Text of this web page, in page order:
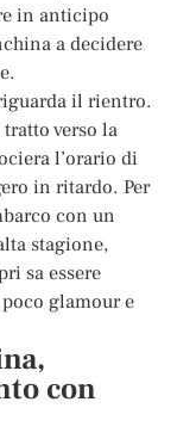
in anticipo
a decidere
il rientro.
verso la
l’orario di
in ritardo. Per
con un
stagione,
sa essere
glamour e
con